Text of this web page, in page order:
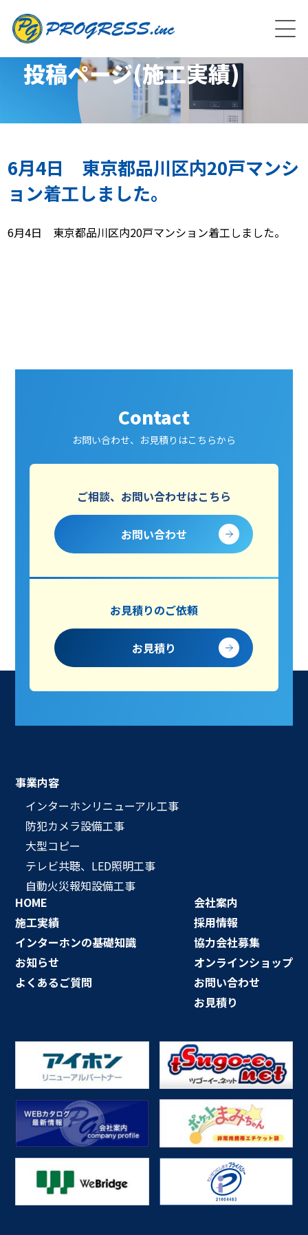
投稿ページ(施工実績)
6月4日 東京都品川区内20戸マンシ
ョン着工しました。
6月4日 東京都品川区内20戸マンション着工しました。
Contact
お問い合わせ、お見積りはこちらから
ご相談、お問い合わせはこちら
お問い合わせ
お見積りのご依頼
お見積り
事業内容
インターホンリニューアル工事
防犯カメラ設備工事
大型コピー
テレビ共聴、LED照明工事
自動火災報知設備工事
HOME
施工実績
インターホンの基礎知識
お知らせ
よくあるご質問
会社案内
採用情報
協力会社募集
オンラインショップ
お問い合わせ
お見積り